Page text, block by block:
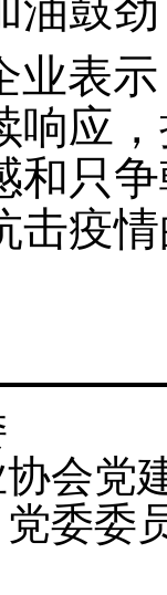
油鼓
业表
响应
和只
击疫
会党
委委